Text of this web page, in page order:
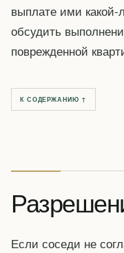
выплате ими
обсудить
поврежденной
К СОДЕРЖАНИЮ ↑
Если соседи не